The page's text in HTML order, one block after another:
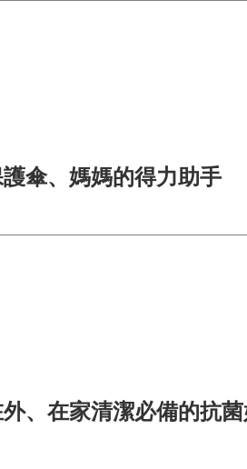
傘、媽媽的得力助手
外、在家清潔必備的抗